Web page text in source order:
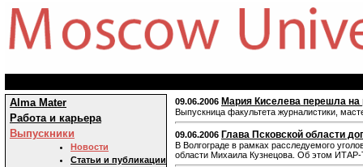
Alma Mater
Работа и карьера
Выпускники
Новости
Статьи и публикации
09.06.2006 Мария Киселева перешла на
Выпускница факультета журналистики,
09.06.2006 Глава Псковской области
В Волгограде в рамках расследуемого
области Михаила Кузнецова. Об этом